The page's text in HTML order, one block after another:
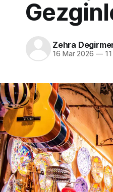
Zehra
16 Mar 2026 —11